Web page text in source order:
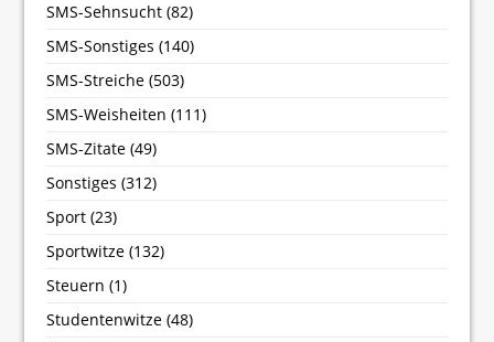
SMS-Sehnsucht (82)
SMS-Sonstiges (140)
SMS-Streiche (503)
SMS-Weisheiten (111)
SMS-Zitate (49)
Sonstiges (312)
Sport (23)
Sportwitze (132)
Steuern (1)
Studentenwitze (48)